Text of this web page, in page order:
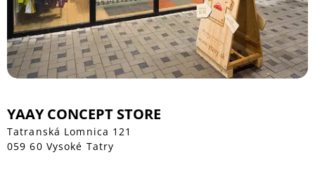
YAAY CONCEPT STORE
Tatranská Lomnica 121
059 60 Vysoké Tatry